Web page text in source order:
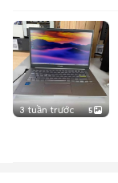
3 tuần trước 5